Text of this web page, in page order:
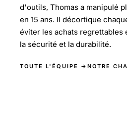
d'outils, Thomas a manipulé
en 15 ans. Il décortique
éviter les achats regrettables
la sécurité et la durabilité.
TOUTE L'ÉQUIPE → NOTRE